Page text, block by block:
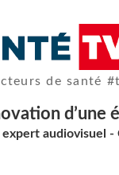
de santé
d’une
audiovisuel -